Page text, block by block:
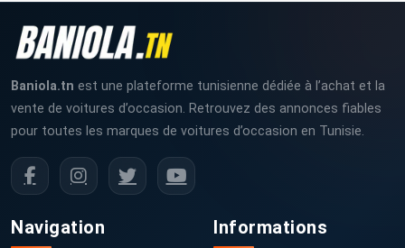
Baniola.tn est une plateforme tunisienne dédiée à l’achat et la
vente de voitures d’occasion. Retrouvez des annonces fiables
pour toutes les marques de voitures d’occasion en Tunisie.
Navigation Informations